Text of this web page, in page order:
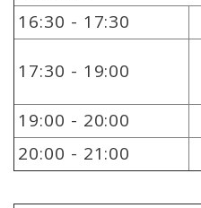
16:30 - 17:30
17:30 - 19:00
19:00 - 20:00
20:00 - 21:00